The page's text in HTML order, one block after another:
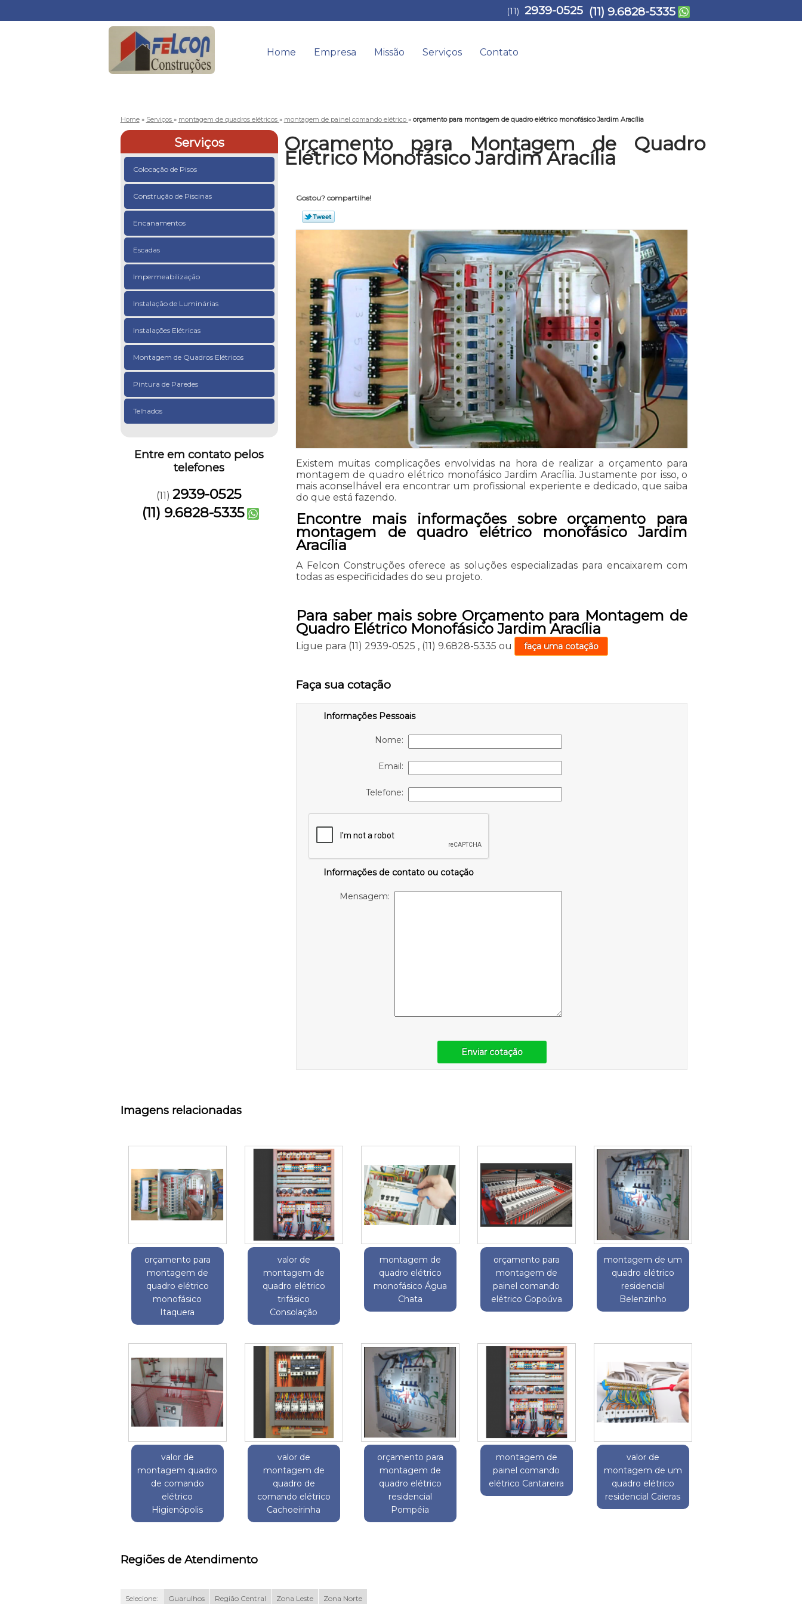
Home Empresa Missão Serviços Contato
(11) 2939-0525 (11) 9.6828-5335
Home » Serviços » montagem de quadros elétricos » montagem de painel comando elétrico » orçamento para montagem de quadro elétrico monofásico Jardim Aracília
Serviços
Colocação de Pisos
Construção de Piscinas
Encanamentos
Escadas
Impermeabilização
Instalação de Luminárias
Instalações Elétricas
Montagem de Quadros Elétricos
Pintura de Paredes
Telhados
Entre em contato pelos
telefones
(11) 2939-0525
(11) 9.6828-5335
Orçamento para Montagem de Quadro
Elétrico Monofásico Jardim Aracília
Gostou? compartilhe!
Existem muitas complicações envolvidas na hora de realizar a orçamento para
montagem de quadro elétrico monofásico Jardim Aracília. Justamente por isso, o
mais aconselhável era encontrar um profissional experiente e dedicado, que saiba
do que está fazendo.
Encontre mais informações sobre orçamento para
montagem de quadro elétrico monofásico Jardim
Aracília
A Felcon Construções oferece as soluções especializadas para encaixarem com
todas as especificidades do seu projeto.
Para saber mais sobre Orçamento para Montagem de
Quadro Elétrico Monofásico Jardim Aracília
Ligue para (11) 2939-0525 , (11) 9.6828-5335 ou faça uma cotação
Faça sua cotação
Informações Pessoais
Nome:
Email:
Telefone:
Informações de contato ou cotação
Mensagem:
Enviar cotação
Imagens relacionadas
orçamento para
montagem de
quadro elétrico
monofásico
Itaquera
valor de
montagem de
quadro elétrico
trifásico
Consolação
montagem de
quadro elétrico
monofásico Água
Chata
orçamento para
montagem de
painel comando
elétrico Gopoúva
montagem de um
quadro elétrico
residencial
Belenzinho
valor de
montagem quadro
de comando
elétrico
Higienópolis
valor de
montagem de
quadro de
comando elétrico
Cachoeirinha
orçamento para
montagem de
quadro elétrico
residencial
Pompéia
montagem de
painel comando
elétrico Cantareira
valor de
montagem de um
quadro elétrico
residencial Caieras
Regiões de Atendimento
Selecione: Guarulhos Região Central Zona Leste Zona Norte